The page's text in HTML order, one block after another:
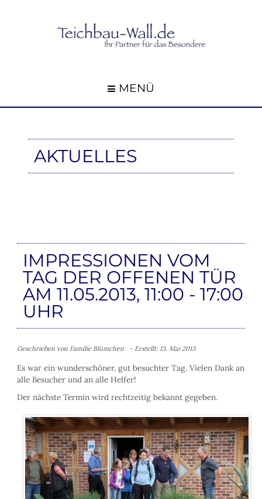
MENÜ
AKTUELLES
IMPRESSIONEN VOM
TAG DER OFFENEN TÜR
AM 11.05.2013, 11:00 - 17:00
UHR
Geschrieben von Familie Blümchen Erstellt: 13. Mai 2013
Es war ein wunderschöner, gut besuchter Tag. Vielen Dank an
alle Besucher und an alle Helfer!
Der nächste Termin wird rechtzeitig bekannt gegeben.